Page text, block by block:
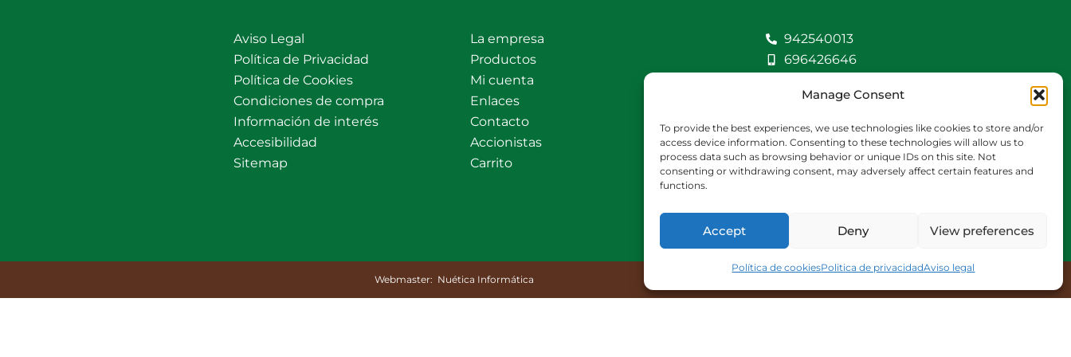
Manage Consent
To provide the best experiences, we use technologies like cookies to store and/or
access device information. Consenting to these technologies will allow us to
process data such as browsing behavior or unique IDs on this site. Not
consenting or withdrawing consent, may adversely affect certain features and
functions.
Accept Deny View preferences
Política de cookiesPolitica de privacidadAviso legal
Aviso Legal
Política de Privacidad
Política de Cookies
Condiciones de compra
Información de interés
Accesibilidad
Sitemap
La empresa
Productos
Mi cuenta
Enlaces
Contacto
Accionistas
Carrito
942540013
696426646
comercial@bediaycabarga.com
Fdez. Hontoria 20.
Astillero. 39610
Cantabria
18:30 hrs.
Webmaster: Nuética Informática